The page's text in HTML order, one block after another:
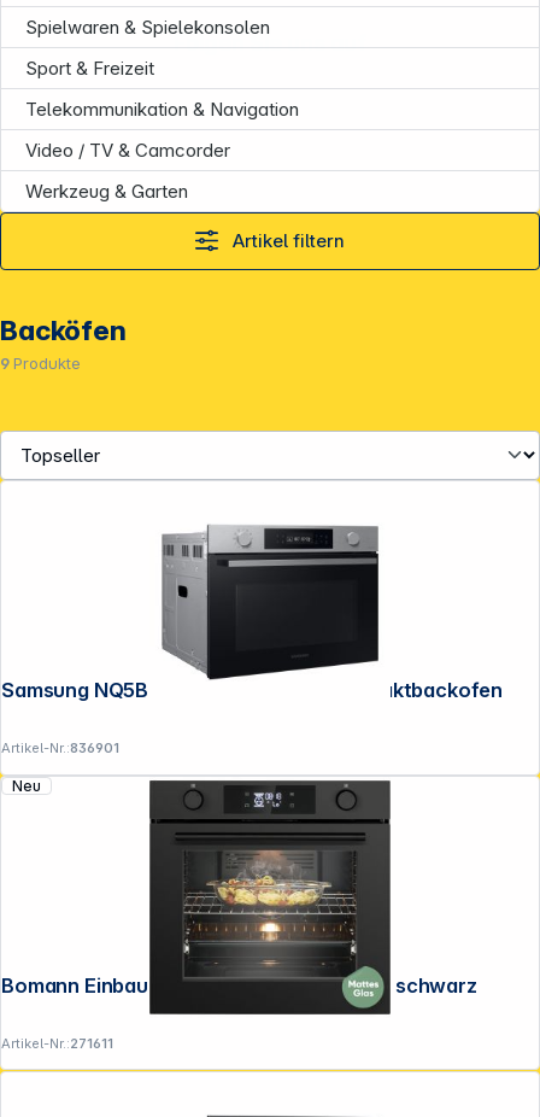
Spielwaren & Spielekonsolen
Sport & Freizeit
Telekommunikation & Navigation
Video / TV & Camcorder
Werkzeug & Garten
Artikel filtern
Backöfen
9 Produkte
Samsung NQ5B4553FBS/U1 45cm Kompaktbackofen
Artikel-Nr.:836901
Neu
Bomann Einbaubackofen m. Display matt schwarz
Artikel-Nr.:271611
Folgen Sie uns auf